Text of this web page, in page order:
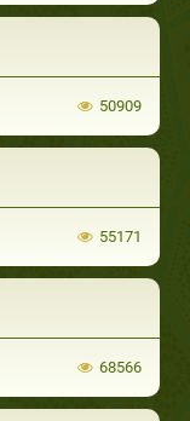
50909
55171
68566